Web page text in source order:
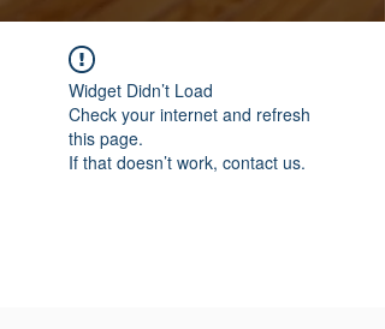
Widget Didn’t Load
Check your internet and refresh
this page.
If that doesn’t work, contact us.